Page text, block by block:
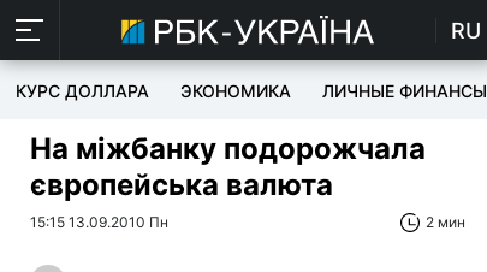
RU
КУРС ДОЛЛАРА ЭКОНОМИКА ЛИЧНЫЕ ФИНАНСЫ
На міжбанку подорожчала
європейська валюта
15:15 13.09.2010 Пн 2 мин